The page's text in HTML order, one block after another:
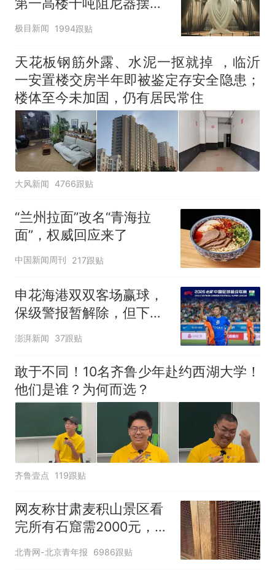
明显
极目新闻 1994跟贴
天花板钢筋外露、水泥一抠就掉 ，临沂
一安置楼交房半年即被鉴定存安全隐患；
楼体至今未加固，仍有居民常住
大风新闻 4766跟贴
“兰州拉面”改名“青海拉
面”，权威回应来了
中国新闻周刊 217跟贴
申花海港双双客场赢球，
保级警报暂解除，但下一
轮才是生死战
澎湃新闻 37跟贴
敢于不同！10名齐鲁少年赴约西湖大学！
他们是谁？为何而选？
齐鲁壹点 119跟贴
网友称甘肃麦积山景区看
完所有石窟需2000元，景
区：部分石窟受特别保
北青网-北京青年报 6986跟贴